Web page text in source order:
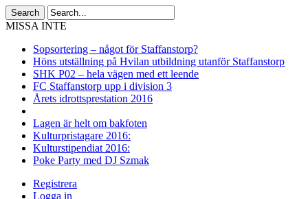
MISSA INTE
Sopsortering – något för Staffanstorp?
Höns utställning på Hvilan utbildning utanför Staffanstorp
SHK P02 – hela vägen med ett leende
FC Staffanstorp upp i division 3
Årets idrottsprestation 2016
Lagen är helt om bakfoten
Kulturpristagare 2016:
Kulturstipendiat 2016:
Poke Party med DJ Szmak
Registrera
Logga in